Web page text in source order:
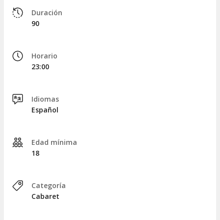
Duración
90
Horario
23:00
Idiomas
Español
Edad mínima
18
Categoría
Cabaret